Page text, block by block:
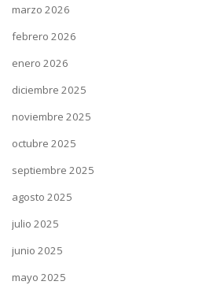
marzo 2026
febrero 2026
enero 2026
diciembre 2025
noviembre 2025
octubre 2025
septiembre 2025
agosto 2025
julio 2025
junio 2025
mayo 2025